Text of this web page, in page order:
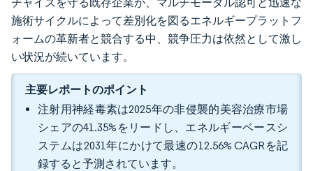
施術サイクルによって差別化を図るエネルギープラットフ
ォームの革新者と競合する中、競争圧力は依然として激し
い状況が続いています。
主要レポートのポイント
注射用神経毒素は2025年の非侵襲的美容治療市場
シェアの41.35%をリードし、エネルギーベースシ
ステムは2031年にかけて最速の12.56% CAGRを記
録すると予測されています。